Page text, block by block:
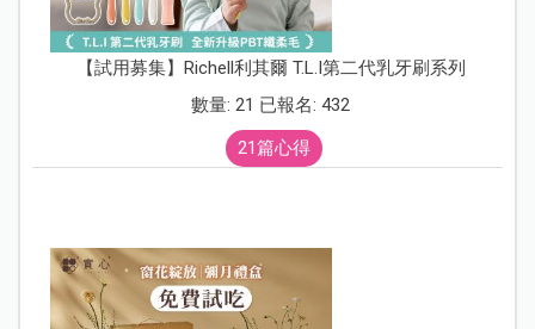
【試用募集】Richell利其爾 T.L.I第二代乳牙刷系列
數量: 21 已報名: 432
21篇心得